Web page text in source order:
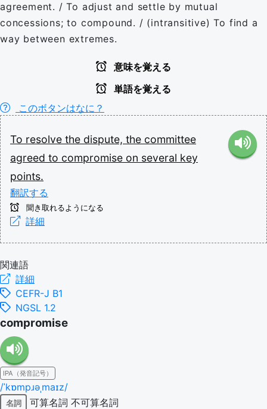
agreement. / To adjust and settle by mutual
concessions; to compound. / (intransitive) To find a
way between extremes.
意味を覚える
単語を覚える
このボタンはなに？
To resolve the dispute, the committee
agreed to compromise on several key
points.
翻訳する
聞き取れるようになる
詳細
関連語
詳細
CEFR-J B1
NGSL 1.2
compromise
IPA（発音記号）
/ˈkɒmpɹəˌmaɪz/
名詞 可算名詞 不可算名詞